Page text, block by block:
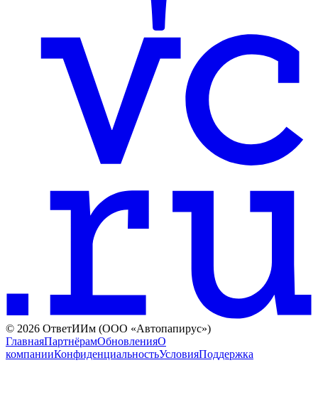
© 2026 ОтветИИм (ООО «Автопапирус»)
ГлавнаяПартнёрамОбновленияО
компанииКонфиденциальностьУсловияПоддержка